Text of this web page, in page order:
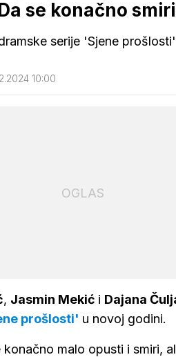
se konačno
serije 'Sjene
10:00
OGLAS
, Jasmin Mekić i Dajana
prošlosti' u novoj godini.
malo opusti i smiri,